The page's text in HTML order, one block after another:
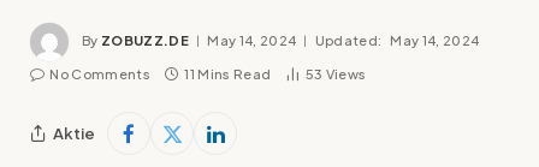
By ZOBUZZ.DE May 14, 2024 Updated: May 14, 2024
No Comments 11 Mins Read 53 Views
Aktie